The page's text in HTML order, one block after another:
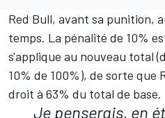
Red Bull, avant sa punition,
temps. La pénalité de 10%
s'applique au nouveau total
10% de 100%), de sorte que
droit à 63% du total de base.
Je penserais, en